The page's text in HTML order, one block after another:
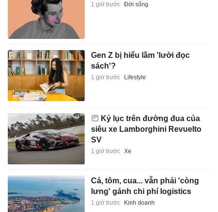
1 giờ trước Đời sống
Gen Z bị hiểu lầm 'lười đọc
sách'?
1 giờ trước Lifestyle
Kỷ lục trên đường đua của
siêu xe Lamborghini Revuelto
SV
1 giờ trước Xe
Cá, tôm, cua... vẫn phải 'còng
lưng' gánh chi phí logistics
1 giờ trước Kinh doanh